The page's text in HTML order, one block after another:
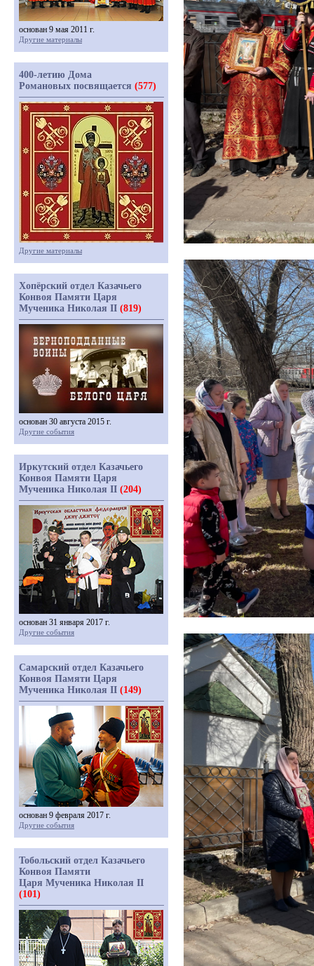
основан 9 мая 2011 г.
Другие материалы
400-летию Дома
Романовых посвящается (577)
Другие материалы
Хопёрский отдел Казачьего
Конвоя Памяти Царя
Мученика Николая II (819)
основан 30 августа 2015 г.
Другие события
Иркутский отдел Казачьего
Конвоя Памяти Царя
Мученика Николая II (204)
основан 31 января 2017 г.
Другие события
Самарский отдел Казачьего
Конвоя Памяти Царя
Мученика Николая II (149)
основан 9 февраля 2017 г.
Другие события
Тобольский отдел Казачьего
Конвоя Памяти
Царя Мученика Николая II
(101)